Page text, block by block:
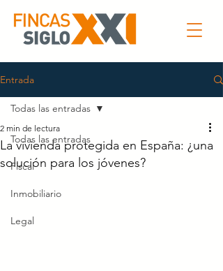
Entrada
Todas las entradas
Fiscal
Inmobiliario
Legal
Todas las entradas
La vivienda protegida en España: ¿una
solución para los jóvenes?
2 min de lectura